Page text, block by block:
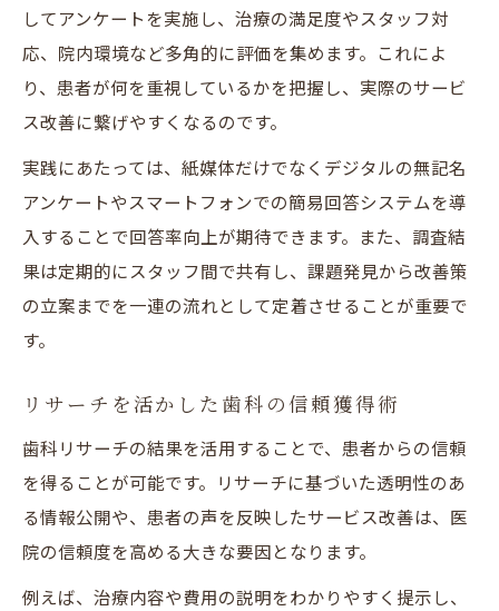
してアンケートを実施し、治療の満足度やスタッフ対
応、院内環境など多角的に評価を集めます。これによ
り、患者が何を重視しているかを把握し、実際のサービ
ス改善に繋げやすくなるのです。
実践にあたっては、紙媒体だけでなくデジタルの無記名
アンケートやスマートフォンでの簡易回答システムを導
入することで回答率向上が期待できます。また、調査結
果は定期的にスタッフ間で共有し、課題発見から改善策
の立案までを一連の流れとして定着させることが重要で
す。
リサーチを活かした歯科の信頼獲得術
歯科リサーチの結果を活用することで、患者からの信頼
を得ることが可能です。リサーチに基づいた透明性のあ
る情報公開や、患者の声を反映したサービス改善は、医
院の信頼度を高める大きな要因となります。
例えば、治療内容や費用の説明をわかりやすく提示し、